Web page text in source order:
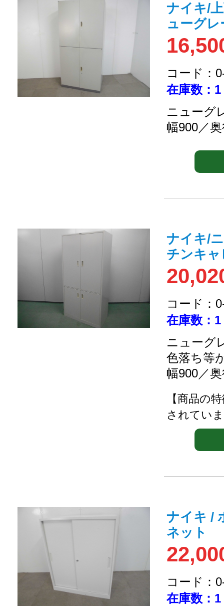
ナイキ/
ューグレ
コード：
在庫数：1
ニューグ
幅900／
ナイキ/
チンキ
コード：
在庫数：1
ニューグ
色落ち等
幅900／
【商品の
されてい
ナイキ /
ネット
コード：
在庫数：1